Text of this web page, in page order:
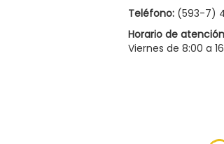
Teléfono: (593-7)
Horario de
Viernes de 8:00 a